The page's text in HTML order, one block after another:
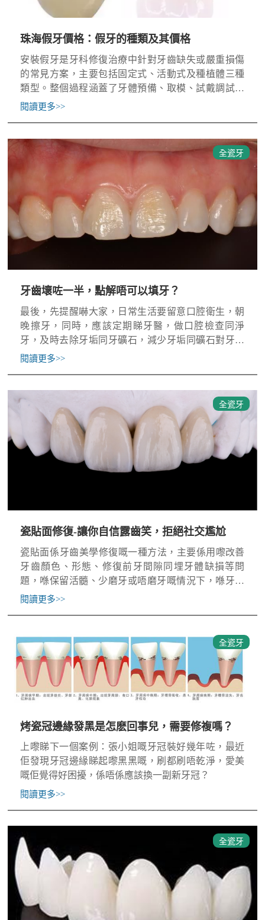
珠海假牙價格​：假牙的種類及其價格
安裝假牙是牙科修復治療中針對牙齒缺失或嚴重損傷
的常見方案，主要包括固定式、活動式及種植體三種
類型。整個過程涵蓋了牙體預備、取模、試戴調試、
咬合平衡調整以及最終黏結等多個環節。珠海假牙價
閱讀更多>>
全瓷牙
牙齒壞咗一半，點解唔可以填牙？
最後，先提醒嚇大家，日常生活要留意口腔衛生，朝
晚擦牙，同時，應該定期睇牙醫，做口腔檢查同淨
牙，及時去除牙垢同牙礦石，減少牙垢同礦石對牙齒
嘅傷害。
閱讀更多>>
全瓷牙
瓷貼面修復-讓你自信露齒笑，拒絕社交尷尬
瓷貼面​係牙齒美學修復嘅一種方法，主要係用嚟改善
牙齒顏色、形態、修復前牙間隙同埋牙體缺損等問
題，喺保留活髓、少磨牙或唔磨牙嘅情況下，喺牙齒
表面黏貼一層薄薄嘅人工瓷修復體材料，用嚟美白或
閱讀更多>>
全瓷牙
烤瓷冠邊緣發黑是怎麽回事兒，需要修複嗎？
上嚟睇下一個案例：張小姐嘅牙冠裝好幾年咗，最近
佢發現牙冠邊緣睇起嚟黑黑嘅，刷都刷唔乾淨，愛美
嘅佢覺得好困擾，係唔係應該換一副新牙冠？
閱讀更多>>
全瓷牙